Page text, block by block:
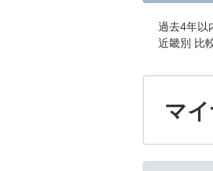
過去4年以
近畿別 比
マ